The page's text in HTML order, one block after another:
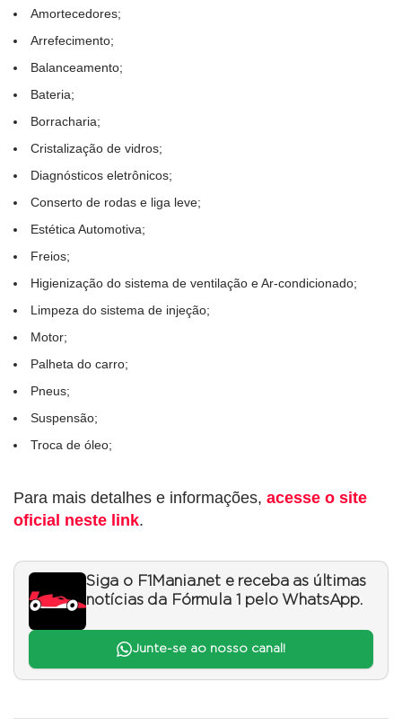
Amortecedores;
Arrefecimento;
Balanceamento;
Bateria;
Borracharia;
Cristalização de vidros;
Diagnósticos eletrônicos;
Conserto de rodas e liga leve;
Estética Automotiva;
Freios;
Higienização do sistema de ventilação e Ar-condicionado;
Limpeza do sistema de injeção;
Motor;
Palheta do carro;
Pneus;
Suspensão;
Troca de óleo;
Para mais detalhes e informações, acesse o site
oficial neste link.
Siga o F1Mania.net e receba as últimas
notícias da Fórmula 1 pelo WhatsApp.
Junte-se ao nosso canal!